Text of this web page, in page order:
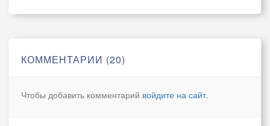
КОММЕНТАРИИ (20)
Чтобы добавить комментарий войдите на сайт.